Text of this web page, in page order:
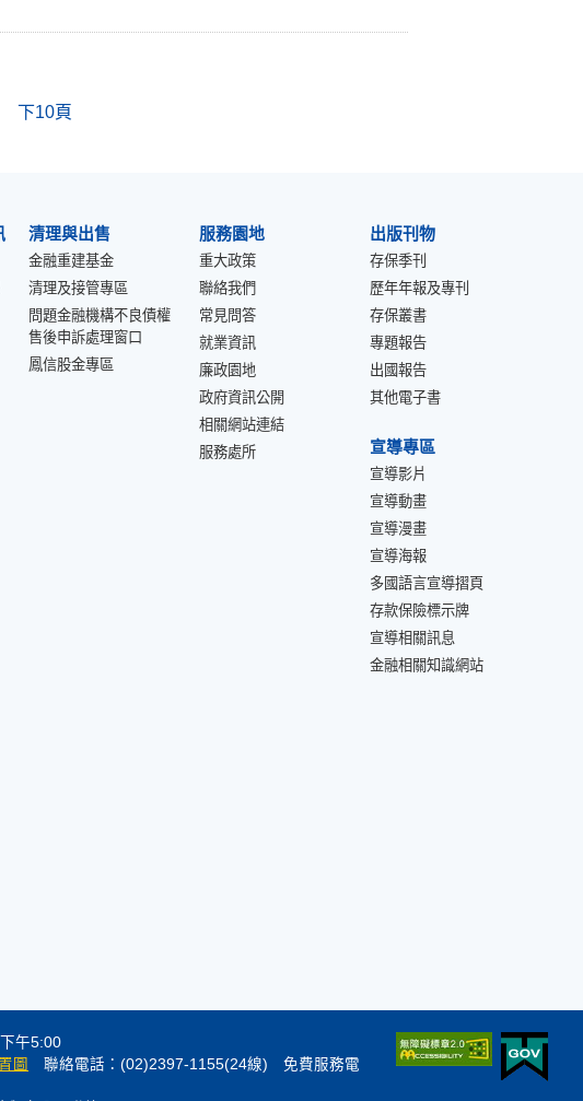
下10頁
清理與出售
金融重建基金
清理及接管專區
問題金融機構不良債權
售後申訴處理窗口
鳳信股金專區
服務園地
重大政策
聯絡我們
常見問答
就業資訊
廉政園地
政府資訊公開
相關網站連結
服務處所
出版刊物
存保季刊
歷年年報及專刊
存保叢書
專題報告
出國報告
其他電子書
宣導專區
宣導影片
宣導動畫
宣導漫畫
宣導海報
多國語言宣導摺頁
存款保險標示牌
宣導相關訊息
金融相關知識網站
午5:00
圖
聯絡電話：(02)2397-1155(24線) 免費服務電